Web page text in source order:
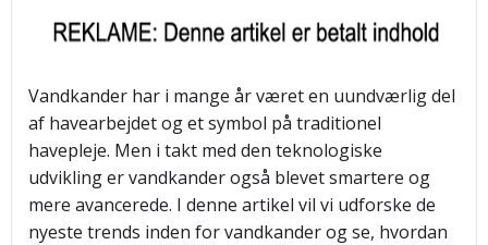
Vandkander har i mange år været en uundværlig del
af havearbejdet og et symbol på traditionel
havepleje. Men i takt med den teknologiske
udvikling er vandkander også blevet smartere og
mere avancerede. I denne artikel vil vi udforske de
nyeste trends inden for vandkander og se, hvordan